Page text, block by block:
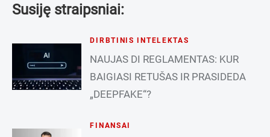
Susiję straipsniai:
DIRBTINIS INTELEKTAS
NAUJAS DI REGLAMENTAS: KUR
BAIGIASI RETUŠAS IR PRASIDEDA
„DEEPFAKE“?
FINANSAI